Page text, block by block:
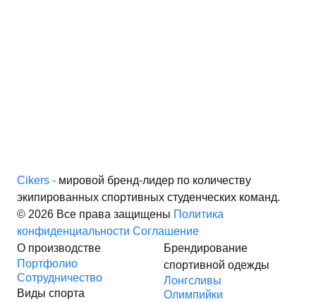
Cikers - мировой бренд-лидер по количеству
экипированных спортивных студенческих команд.
© 2026 Все права защищены Политика
конфиденциальности Соглашение
О производстве
Портфолио
Сотрудничество
Виды спорта
Брендирование
спортивной одежды
Лонгсливы
Олимпийки